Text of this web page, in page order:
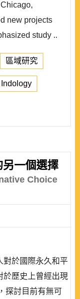
new projects
study ..
區域研究
Indology
另一個選擇
Choice
對於國際永久和平
於歷史上曾經出現
探討目前有無可